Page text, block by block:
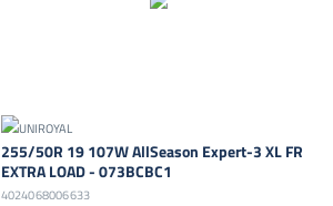
255/50R 19 107W AllSeason Expert-3 XL FR
EXTRA LOAD - 073BCBC1
4024068006633